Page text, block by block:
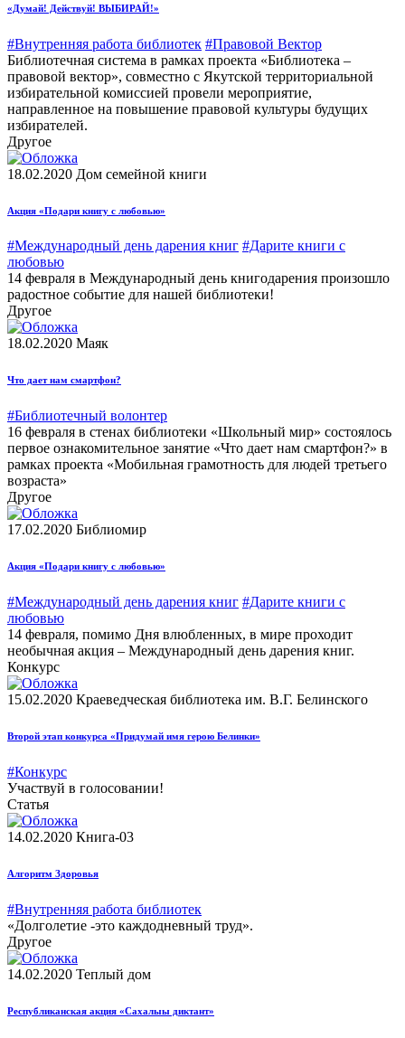
«Думай! Действуй! ВЫБИРАЙ!»
#Внутренняя работа библиотек #Правовой Вектор
Библиотечная система в рамках проекта «Библиотека –
правовой вектор», совместно с Якутской территориальной
избирательной комиссией провели мероприятие,
направленное на повышение правовой культуры будущих
избирателей.
Другое
18.02.2020 Дом семейной книги
Акция «Подари книгу с любовью»
#Международный день дарения книг #Дарите книги с
любовью
14 февраля в Международный день книгодарения произошло
радостное событие для нашей библиотеки!
Другое
18.02.2020 Маяк
Что дает нам смартфон?
#Библиотечный волонтер
16 февраля в стенах библиотеки «Школьный мир» состоялось
первое ознакомительное занятие «Что дает нам смартфон?» в
рамках проекта «Мобильная грамотность для людей третьего
возраста»
Другое
17.02.2020 Библиомир
Акция «Подари книгу с любовью»
#Международный день дарения книг #Дарите книги с
любовью
14 февраля, помимо Дня влюбленных, в мире проходит
необычная акция – Международный день дарения книг.
Конкурс
15.02.2020 Краеведческая библиотека им. В.Г. Белинского
Второй этап конкурса «Придумай имя герою Белинки»
#Конкурс
Участвуй в голосовании!
Статья
14.02.2020 Книга-03
Алгоритм Здоровья
#Внутренняя работа библиотек
«Долголетие -это каждодневный труд».
Другое
14.02.2020 Теплый дом
Республиканская акция «Сахалыы диктант»